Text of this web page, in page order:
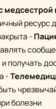
медсестрой
ресурс
-
получать
-
болезни